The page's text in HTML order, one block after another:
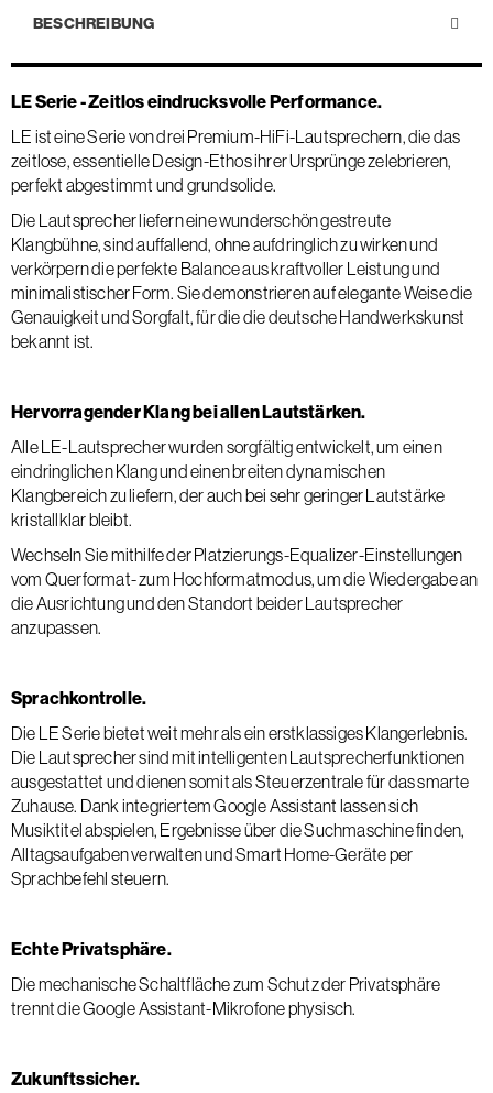
BESCHREIBUNG
LE Serie - Zeitlos eindrucksvolle Performance.
LE ist eine Serie von drei Premium-HiFi-Lautsprechern, die das
zeitlose, essentielle Design-Ethos ihrer Ursprünge zelebrieren,
perfekt abgestimmt und grundsolide.
Die Lautsprecher liefern eine wunderschön gestreute
Klangbühne, sind auffallend, ohne aufdringlich zu wirken und
verkörpern die perfekte Balance aus kraftvoller Leistung und
minimalistischer Form. Sie demonstrieren auf elegante Weise die
Genauigkeit und Sorgfalt, für die die deutsche Handwerkskunst
bekannt ist.
Hervorragender Klang bei allen Lautstärken.
Alle LE-Lautsprecher wurden sorgfältig entwickelt, um einen
eindringlichen Klang und einen breiten dynamischen
Klangbereich zu liefern, der auch bei sehr geringer Lautstärke
kristallklar bleibt.
Wechseln Sie mithilfe der Platzierungs-Equalizer-Einstellungen
vom Querformat- zum Hochformatmodus, um die Wiedergabe an
die Ausrichtung und den Standort beider Lautsprecher
anzupassen.
Sprachkontrolle.
Die LE Serie bietet weit mehr als ein erstklassiges Klangerlebnis.
Die Lautsprecher sind mit intelligenten Lautsprecherfunktionen
ausgestattet und dienen somit als Steuerzentrale für das smarte
Zuhause. Dank integriertem Google Assistant lassen sich
Musiktitel abspielen, Ergebnisse über die Suchmaschine finden,
Alltagsaufgaben verwalten und Smart Home-Geräte per
Sprachbefehl steuern.
Echte Privatsphäre.
Die mechanische Schaltfläche zum Schutz der Privatsphäre
trennt die Google Assistant-Mikrofone physisch.
Zukunftssicher.